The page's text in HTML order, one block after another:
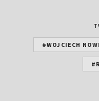
#WOJCIECH